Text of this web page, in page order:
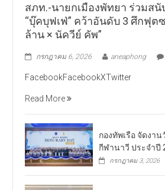
สภท.-นายกเมืองพัทยา ร่วมส
“บุ๊คบุฟเฟ่” คว้าอันดับ 3 ศึกฟุตซ
ล้าน × นัควีย์ คัพ”
กรกฎาคม 6, 2026 aneaphong
FacebookFacebookXTwitter
Read More
กองทัพเรือ จัดงา
กีฬานาวี ประจำปี
กรกฎาคม 3, 2026